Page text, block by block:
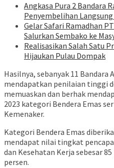
Angkasa Pura 2 Bandara
Penyembelihan
Gelar Safari Ramadhan
Salurkan Sembako ke
Realisasikan Salah Satu
Hijaukan Pulau Dompak
Hasilnya, sebanyak 11
mendapatkan penilaian tinggi
memuaskan dan berhak
2023 kategori Bendera Emas
Kemenaker.
Kategori Bendera Emas
mendapat nilai tingkat
dan Kesehatan Kerja sebesar
persen.